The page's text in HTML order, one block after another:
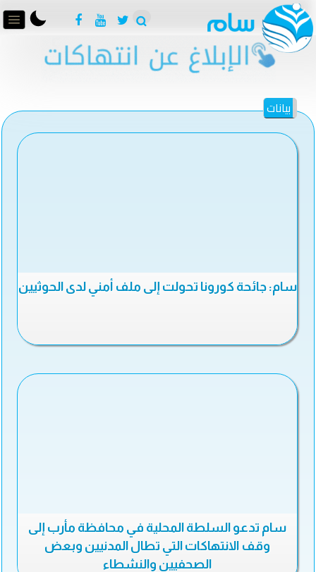
بيانات
سام: جائحة كورونا تحولت إلى ملف أمني لدى الحوثيين
سام تدعو السلطة المحلية في محافظة مأرب إلى
وقف الانتهاكات التي تطال المدنيين وبعض
الصحفيين والنشطاء